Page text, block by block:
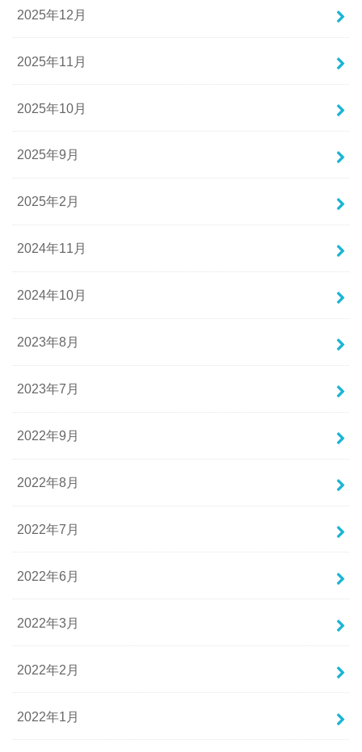
2025年12月
2025年11月
2025年10月
2025年9月
2025年2月
2024年11月
2024年10月
2023年8月
2023年7月
2022年9月
2022年8月
2022年7月
2022年6月
2022年3月
2022年2月
2022年1月